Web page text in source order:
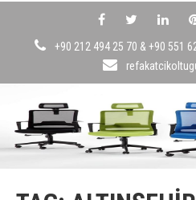
+90 212 494 25 70 & +90 551